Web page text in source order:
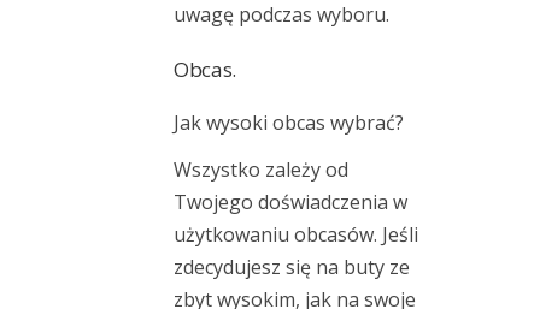
uwagę podczas wyboru.
Obcas.
Jak wysoki obcas wybrać?
Wszystko zależy od
Twojego doświadczenia w
użytkowaniu obcasów. Jeśli
zdecydujesz się na buty ze
zbyt wysokim, jak na swoje